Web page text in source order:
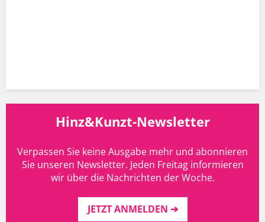
Hinz&Kunzt-Newsletter
Verpassen Sie keine Ausgabe mehr und abonnieren
Sie unseren Newsletter. Jeden Freitag informieren
wir über die Nachrichten der Woche.
JETZT ANMELDEN ➔